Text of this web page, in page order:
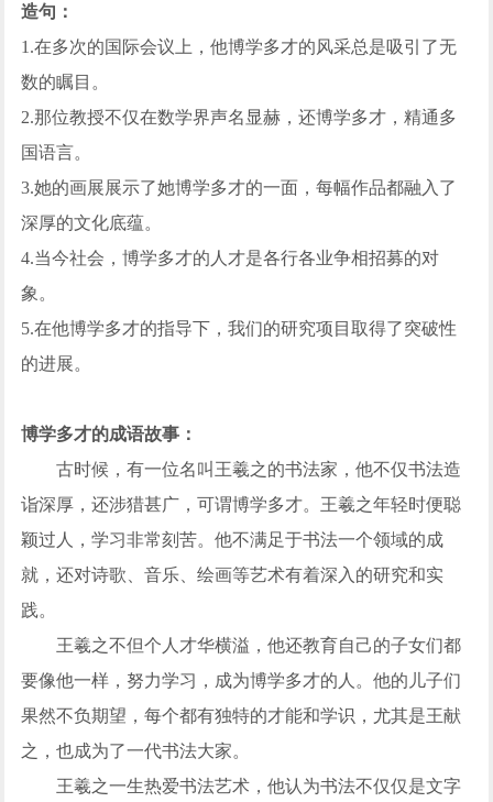
造句：
1.在多次的国际会议上，他博学多才的风采总是吸引了无
数的瞩目。
2.那位教授不仅在数学界声名显赫，还博学多才，精通多
国语言。
3.她的画展展示了她博学多才的一面，每幅作品都融入了
深厚的文化底蕴。
4.当今社会，博学多才的人才是各行各业争相招募的对
象。
5.在他博学多才的指导下，我们的研究项目取得了突破性
的进展。
博学多才的成语故事：
古时候，有一位名叫王羲之的书法家，他不仅书法造
诣深厚，还涉猎甚广，可谓博学多才。王羲之年轻时便聪
颖过人，学习非常刻苦。他不满足于书法一个领域的成
就，还对诗歌、音乐、绘画等艺术有着深入的研究和实
践。
王羲之不但个人才华横溢，他还教育自己的子女们都
要像他一样，努力学习，成为博学多才的人。他的儿子们
果然不负期望，每个都有独特的才能和学识，尤其是王献
之，也成为了一代书法大家。
王羲之一生热爱书法艺术，他认为书法不仅仅是文字